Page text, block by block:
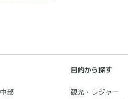
中部
目的から探す
観光・レジャー